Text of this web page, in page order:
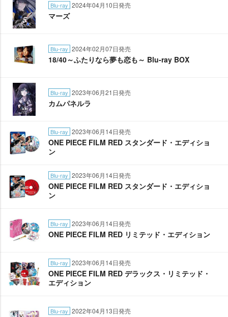
Blu-ray 2024年04月10日発売
マーズ
Blu-ray 2024年02月07日発売
18/40～ふたりなら夢も恋も～ Blu-ray BOX
Blu-ray 2023年06月21日発売
カムパネルラ
Blu-ray 2023年06月14日発売
ONE PIECE FILM RED スタンダード・エディショ
ン
Blu-ray 2023年06月14日発売
ONE PIECE FILM RED スタンダード・エディショ
ン
Blu-ray 2023年06月14日発売
ONE PIECE FILM RED リミテッド・エディション
Blu-ray 2023年06月14日発売
ONE PIECE FILM RED デラックス・リミテッド・
エディション
Blu-ray 2022年04月13日発売